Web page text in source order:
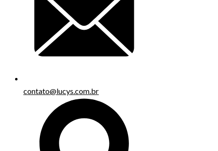
contato@lucys.com.br